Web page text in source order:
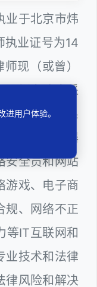
业于北京市炜
执业证号为14
现（或曾）
深圳市政府采
市某区政府系
WEB服务器
安全员和网站
游戏、电子商
规、网络不正
等IT互联网和
业技术和法律
律风险和解决
用户体验。